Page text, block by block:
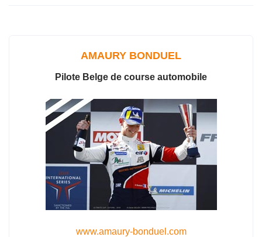
AMAURY BONDUEL
Pilote Belge de course automobile
www.amaury-bonduel.com